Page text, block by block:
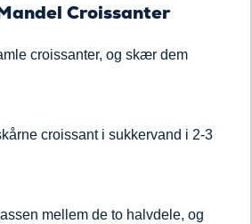
Croissanter
croissanter, og skær dem
croissant i sukkervand i 2-3
mellem de to halvdele, og